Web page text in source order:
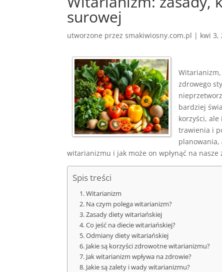
surowej
utworzone przezsmakiwiosny.com.pl | kwi 3,
zdrowego
bardziej
korzyści,
trawienia i
planowania,
witarianizmu i jak może on wpłynąć na nasze
Spis treści
Witarianizm
Na czym polega witarianizm?
Zasady diety witariańskiej
Co jeść na diecie witariańskiej?
Odmiany diety witariańskiej
Jakie są korzyści zdrowotne witarianizmu?
Jak witarianizm wpływa na zdrowie?
Jakie są zalety i wady witarianizmu?